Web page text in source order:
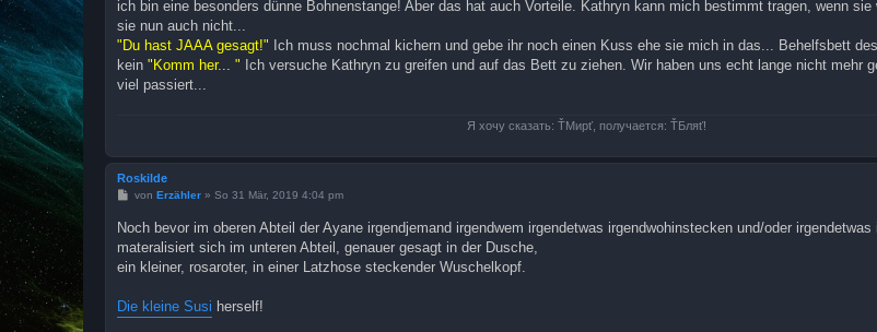
ich bin eine besonders dünne Bohnenstange! Aber das hat auch Vorteile. Kathryn kann mich bestimmt tragen, wenn
sie nun auch nicht...
"Du hast JAAA gesagt!" Ich muss nochmal kichern und gebe ihr noch einen Kuss ehe sie mich in das... Behelfsbett
kein "Komm her... " Ich versuche Kathryn zu greifen und auf das Bett zu ziehen. Wir haben uns echt lange nicht mehr
viel passiert...
Я хочу сказать: ŤМирť, получается: ŤБляť!
Roskilde
B
t
r
g
von Erzähler» So 31 Mär, 2019 4:04 pm
Noch bevor im oberen Abteil der Ayane irgendjemand irgendwem irgendetwas irgendwohinstecken und/oder
materalisiert sich im unteren Abteil, genauer gesagt in der Dusche,
ein kleiner, rosaroter, in einer Latzhose steckender Wuschelkopf.
Die kleine Susi herself!